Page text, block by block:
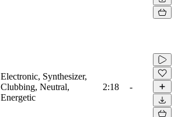
Electronic, Synthesizer,
Clubbing, Neutral,
Energetic
2:18 -